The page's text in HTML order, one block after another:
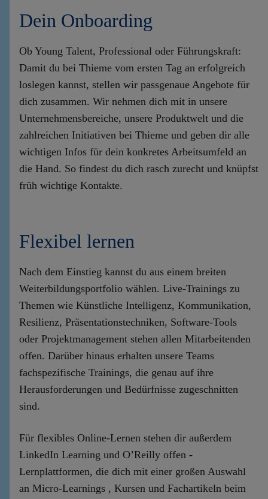
Dein Onboarding
Ob Young Talent, Professional oder Führungskraft:
Damit du bei Thieme vom ersten Tag an erfolgreich
loslegen kannst, stellen wir passgenaue Angebote für
dich zusammen. Wir nehmen dich mit in unsere
Unternehmensbereiche, unsere Produktwelt und die
zahlreichen Initiativen bei Thieme und geben dir alle
wichtigen Infos für dein konkretes Arbeitsumfeld an
die Hand. So findest du dich rasch zurecht und knüpfst
früh wichtige Kontakte.
Flexibel lernen
Nach dem Einstieg kannst du aus einem breiten
Weiterbildungsportfolio wählen. Live-Trainings zu
Themen wie Künstliche Intelligenz, Kommunikation,
Resilienz, Präsentationstechniken, Software-Tools
oder Projektmanagement stehen allen Mitarbeitenden
offen. Darüber hinaus erhalten unsere Teams
fachspezifische Trainings, die genau auf ihre
Herausforderungen und Bedürfnisse zugeschnitten
sind.
Für flexibles Online-Lernen stehen dir außerdem
LinkedIn Learning und O’Reilly offen -
Lernplattformen, die dich mit einer großen Auswahl
an Micro-Learnings , Kursen und Fachartikeln beim